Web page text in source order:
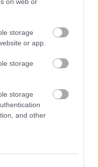
storage
or app.
storage
storage
and other
os olasz válogatott új